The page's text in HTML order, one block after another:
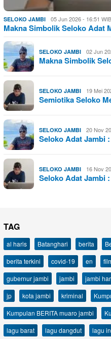
SELOKO JAMBI 05 Jun 2026 - 16:51 WIB
Makna Simbolik Seloko Adat
SELOKO JAMBI 02 Jun
Makna Simbolik
SELOKO JAMBI 19 Mei
Semiotika Seloko
SELOKO JAMBI 20 Nov
Seloko Adat Jambi
SELOKO JAMBI 16 Nov
Seloko Adat Jambi
TAG
al haris Batanghari berita
berita terkini
covid-19 en
gubernur jambi
jambi jambi
jp
kota jambi kriminal
Kumpulan BERITA muaro jambi
lagu barat
lagu dangdut lagu